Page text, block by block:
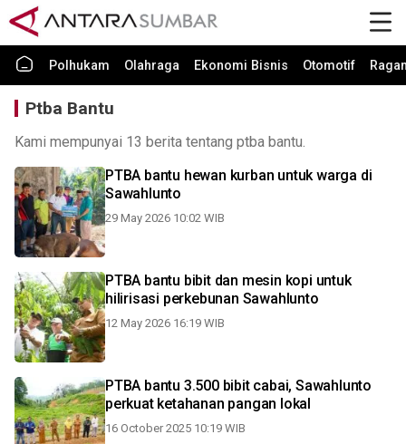
Polhukam Olahraga Ekonomi Bisnis Otomotif
Ptba Bantu
Kami mempunyai 13 berita tentang ptba bantu.
PTBA bantu hewan kurban untuk warga di
Sawahlunto
29 May 2026 10:02 WIB
PTBA bantu bibit dan mesin kopi untuk
hilirisasi perkebunan Sawahlunto
12 May 2026 16:19 WIB
PTBA bantu 3.500 bibit cabai, Sawahlunto
perkuat ketahanan pangan lokal
16 October 2025 10:19 WIB